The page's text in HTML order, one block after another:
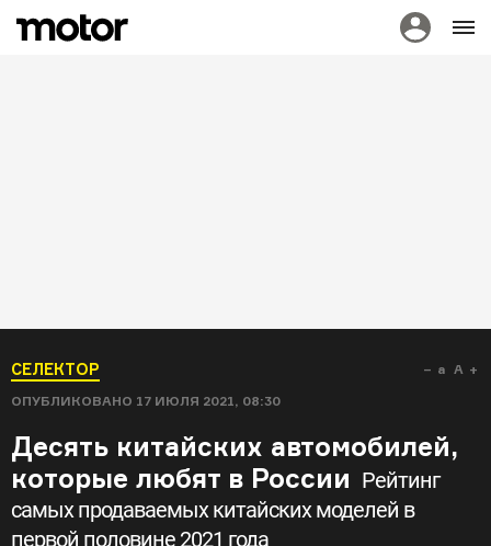
СЕЛЕКТОР
ОПУБЛИКОВАНО 17 ИЮЛЯ 2021, 08:30
a A
Десять китайских автомобилей,
которые любят в России Рейтинг
самых продаваемых китайских моделей в
первой половине 2021 года